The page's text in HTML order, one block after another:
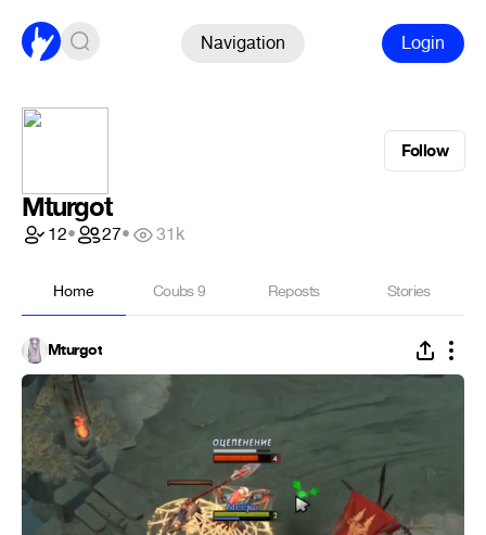
Navigation Login
Follow
Mturgot
12• 27• 31k
Home Coubs9 Reposts Stories
Mturgot